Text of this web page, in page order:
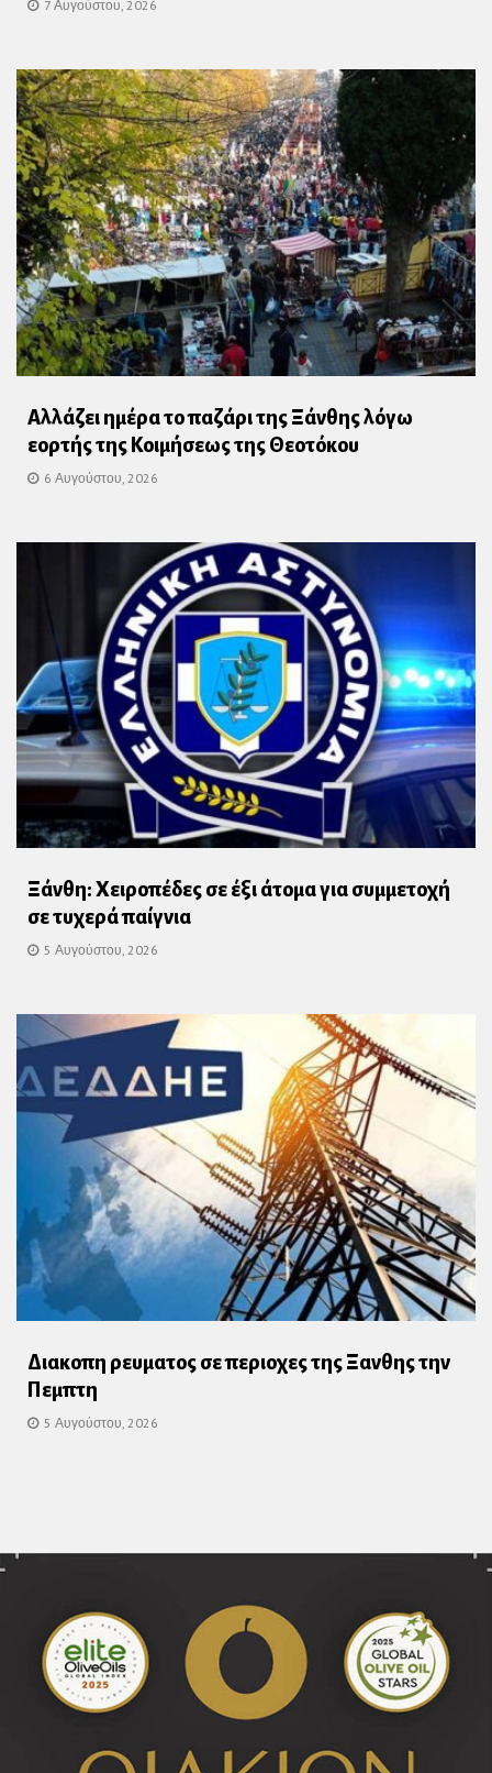
7 Αυγούστου, 2026
Αλλάζει ημέρα το παζάρι της Ξάνθης λόγω
εορτής της Κοιμήσεως της Θεοτόκου
6 Αυγούστου, 2026
Ξάνθη: Χειροπέδες σε έξι άτομα για συμμετοχή
σε τυχερά παίγνια
5 Αυγούστου, 2026
Διακοπη ρευματος σε περιοχες της Ξανθης την
Πεμπτη
5 Αυγούστου, 2026